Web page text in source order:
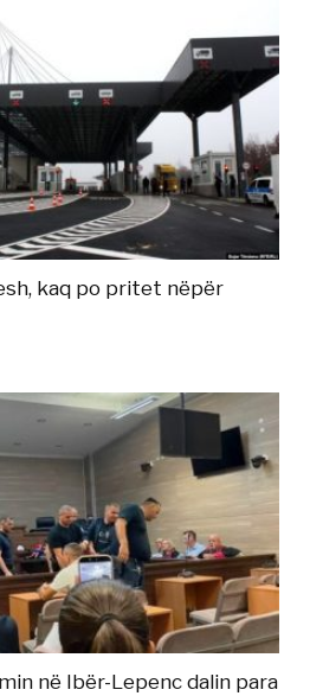
kaq po pritet nëpër
në Ibër-Lepenc dalin para